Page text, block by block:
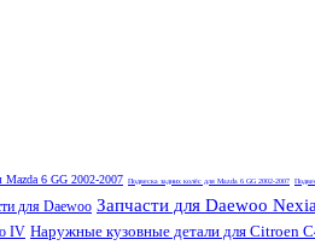
Mazda 6 GG 2002-2007 Подвеска задних колёс для Mazda 6 GG 2002-2007
для Daewoo Запчасти для Daewoo Nexia
IV Наружные кузовные детали для Citroen